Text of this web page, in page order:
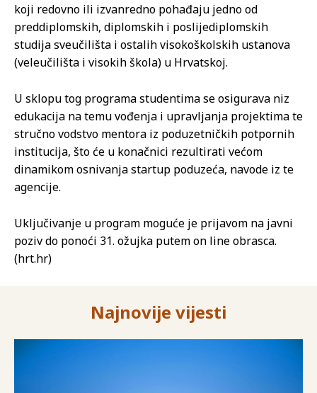
koji redovno ili izvanredno pohađaju jedno od
preddiplomskih, diplomskih i poslijediplomskih
studija sveučilišta i ostalih visokoškolskih ustanova
(veleučilišta i visokih škola) u Hrvatskoj.
U sklopu tog programa studentima se osigurava niz
edukacija na temu vođenja i upravljanja projektima te
stručno vodstvo mentora iz poduzetničkih potpornih
institucija, što će u konačnici rezultirati većom
dinamikom osnivanja startup poduzeća, navode iz te
agencije.
Uključivanje u program moguće je prijavom na javni
poziv do ponoći 31. ožujka putem on line obrasca.
(hrt.hr)
Najnovije vijesti